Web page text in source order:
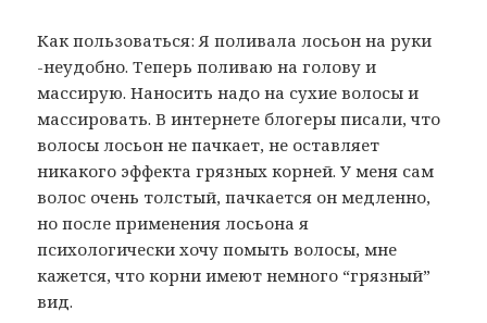
Как пользоваться: Я поливала лосьон на руки
-неудобно. Теперь поливаю на голову и
массирую. Наносить надо на сухие волосы и
массировать. В интернете блогеры писали, что
волосы лосьон не пачкает, не оставляет
никакого эффекта грязных корней. У меня сам
волос очень толстый, пачкается он медленно,
но после применения лосьона я
психологически хочу помыть волосы, мне
кажется, что корни имеют немного “грязный”
вид.